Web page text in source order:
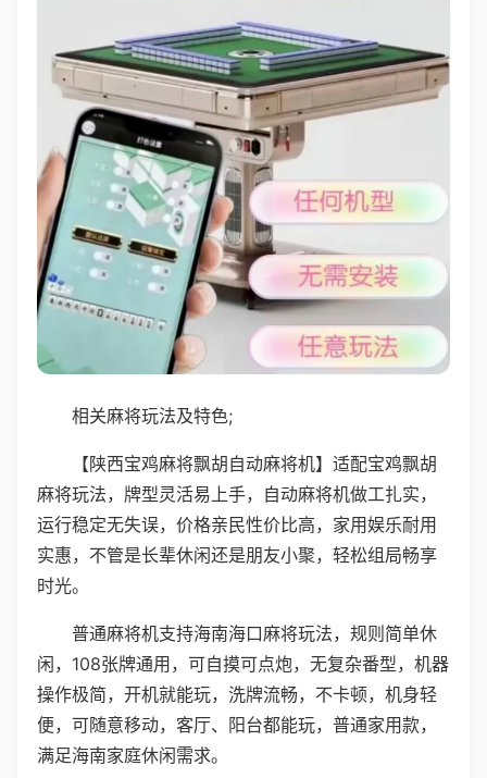
相关麻将玩法及特色;
【陕西宝鸡麻将飘胡自动麻将机】适配宝鸡飘胡
麻将玩法，牌型灵活易上手，自动麻将机做工扎实，
运行稳定无失误，价格亲民性价比高，家用娱乐耐用
实惠，不管是长辈休闲还是朋友小聚，轻松组局畅享
时光。
普通麻将机支持海南海口麻将玩法，规则简单休
闲，108张牌通用，可自摸可点炮，无复杂番型，机器
操作极简，开机就能玩，洗牌流畅，不卡顿，机身轻
便，可随意移动，客厅、阳台都能玩，普通家用款，
满足海南家庭休闲需求。